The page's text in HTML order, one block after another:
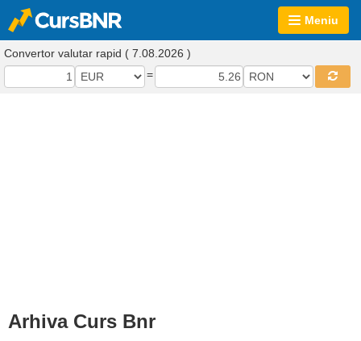
Meniu
Convertor valutar rapid ( 7.08.2026 )
=
Arhiva Curs Bnr